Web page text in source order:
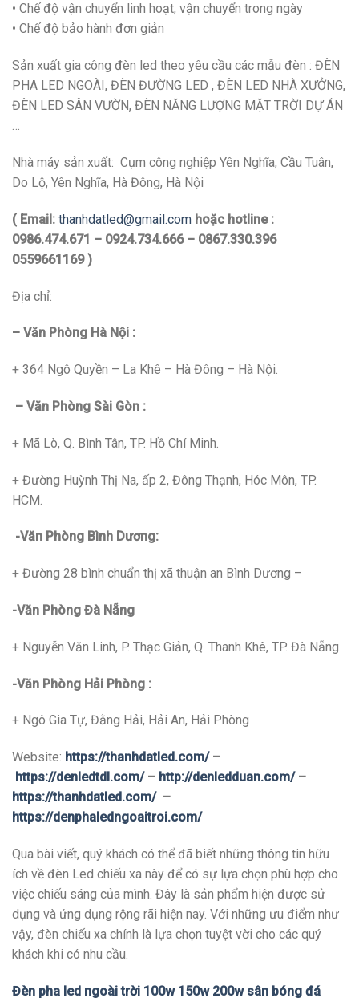
• Chế độ vận chuyển linh hoạt, vận chuyển trong ngày
• Chế độ bảo hành đơn giản
Sản xuất gia công đèn led theo yêu cầu các mẫu đèn : ĐÈN
PHA LED NGOÀI, ĐÈN ĐƯỜNG LED , ĐÈN LED NHÀ XƯỞNG,
ĐÈN LED SÂN VƯỜN, ĐÈN NĂNG LƯỢNG MẶT TRỜI DỰ ÁN
…
Nhà máy sản xuất: Cụm công nghiệp Yên Nghĩa, Cầu Tuân,
Do Lộ, Yên Nghĩa, Hà Đông, Hà Nội
( Email: thanhdatled@gmail.com hoặc hotline :
0986.474.671 – 0924.734.666 – 0867.330.396
0559661169 )
Địa chỉ:
– Văn Phòng Hà Nội :
+ 364 Ngô Quyền – La Khê – Hà Đông – Hà Nội.
– Văn Phòng Sài Gòn :
+ Mã Lò, Q. Bình Tân, TP. Hồ Chí Minh.
+ Đường Huỳnh Thị Na, ấp 2, Đông Thạnh, Hóc Môn, TP.
HCM.
-Văn Phòng Bình Dương:
+ Đường 28 bình chuẩn thị xã thuận an Bình Dương –
-Văn Phòng Đà Nẵng
+ Nguyễn Văn Linh, P. Thạc Giản, Q. Thanh Khê, TP. Đà Nẵng
-Văn Phòng Hải Phòng :
+ Ngô Gia Tự, Đằng Hải, Hải An, Hải Phòng
Website: https://thanhdatled.com/–
https://denledtdl.com/– http://denledduan.com/–
https://thanhdatled.com/–
https://denphaledngoaitroi.com/
Qua bài viết, quý khách có thể đã biết những thông tin hữu
ích về đèn Led chiếu xa này để có sự lựa chọn phù hợp cho
việc chiếu sáng của mình. Đây là sản phẩm hiện được sử
dụng và ứng dụng rộng rãi hiện nay. Với những ưu điểm như
vậy, đèn chiếu xa chính là lựa chọn tuyệt vời cho các quý
khách khi có nhu cầu.
Đèn pha led ngoài trời 100w 150w 200w sân bóng đá